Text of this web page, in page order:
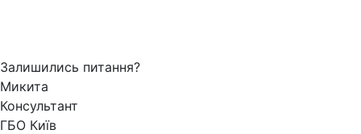
Залишились питання?
Микита
Консультант
ГБО Київ